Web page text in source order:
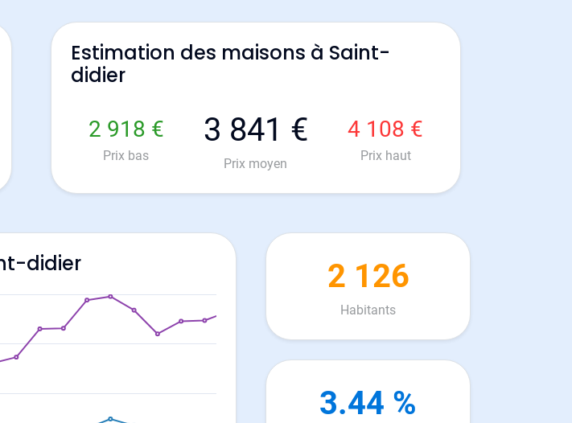
Estimation des maisons à Saint-
didier
2 918 €
Prix bas
3 841 €
Prix moyen
4 108 €
Prix haut
didier 2 126
Habitants
3.44 %